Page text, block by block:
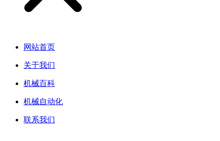
网站首页
关于我们
机械百科
机械自动化
联系我们